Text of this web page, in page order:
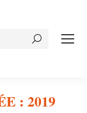
: 2019